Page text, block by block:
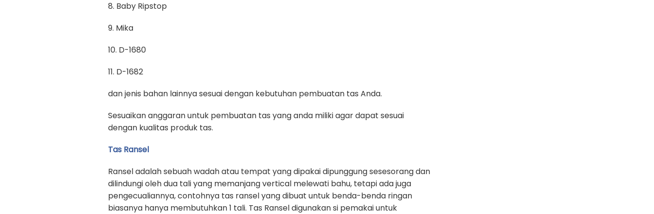
8. Baby Ripstop
9. Mika
10. D-1680
11. D-1682
dan jenis bahan lainnya sesuai dengan kebutuhan pembuatan tas Anda.
Sesuaikan anggaran untuk pembuatan tas yang anda miliki agar dapat sesuai
dengan kualitas produk tas.
Tas Ransel
Ransel adalah sebuah wadah atau tempat yang dipakai dipunggung sesesorang dan
dilindungi oleh dua tali yang memanjang vertical melewati bahu, tetapi ada juga
pengecualiannya, contohnya tas ransel yang dibuat untuk benda-benda ringan
biasanya hanya membutuhkan 1 tali. Tas Ransel digunakan si pemakai untuk